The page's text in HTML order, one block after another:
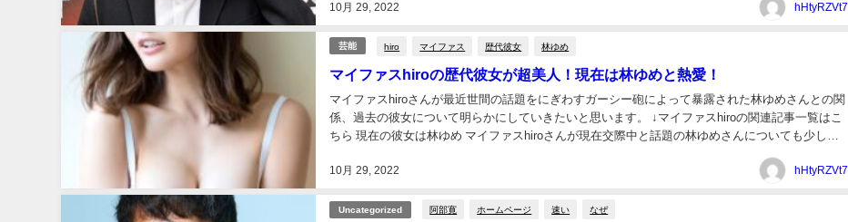
10月 29, 2022 hHtyRZVt7
芸能 hiro マイファス 歴代彼女 林ゆめ
マイファスhiroの歴代彼女が超美人！現在は林ゆめと熱愛！
10月 29, 2022
マイファスhiroさんが最近世間の話題をにぎわすガーシー砲によって暴露された林ゆめさんとの関
係、過去の彼女について明らかにしていきたいと思います。 ↓マイファスhiroの関連記事一覧はこ
ちら 現在の彼女は林ゆめ マイファスhiroさんが現在交際中と話題の林ゆめさんについても少し見
hHtyRZVt7
Uncategorized 阿部寛 ホームページ 速い なぜ